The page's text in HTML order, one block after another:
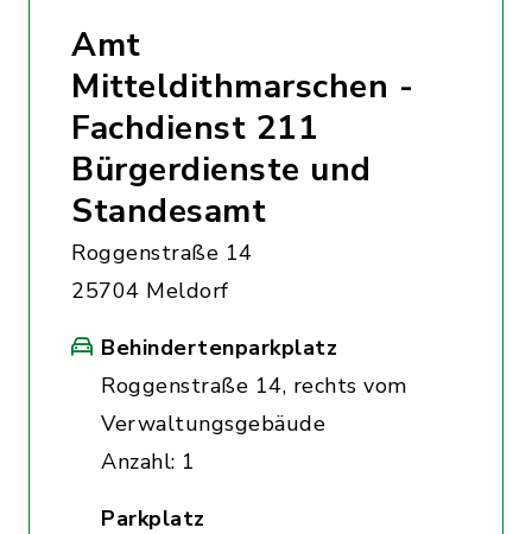
Amt
Mitteldithmarschen -
Fachdienst 211
Bürgerdienste und
Standesamt
Roggenstraße 14
25704 Meldorf
Behindertenparkplatz
Roggenstraße 14, rechts vom
Verwaltungsgebäude
Anzahl: 1
Parkplatz